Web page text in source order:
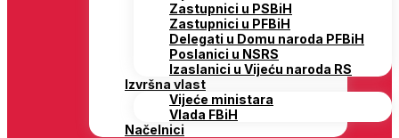
Zastupnici u PSBiH
Zastupnici u PFBiH
Delegati u Domu naroda PFBiH
Poslanici u NSRS
Izaslanici u Vijeću naroda RS
Izvršna vlast
Vijeće ministara
Vlada FBiH
Načelnici